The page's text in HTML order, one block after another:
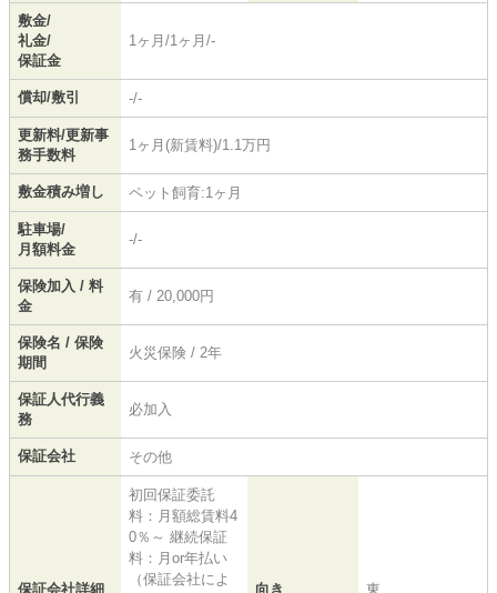
敷金/
礼金/
保証金
1ヶ月/1ヶ月/-
償却/敷引 -/-
更新料/更新事
務手数料
1ヶ月(新賃料)/1.1万円
敷金積み増し ペット飼育:1ヶ月
駐車場/
月額料金
-/-
保険加入 / 料
金
有 / 20,000円
保険名 / 保険
期間
火災保険 / 2年
保証人代行義
務
必加入
保証会社 その他
保証会社詳細
初回保証委託
料：月額総賃料4
0％～ 継続保証
料：月or年払い
（保証会社によ
向き 東